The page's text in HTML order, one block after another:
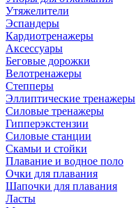
Утяжелители
Эспандеры
Кардиотренажеры
Аксессуары
Беговые дорожки
Велотренажеры
Степперы
Эллиптические тренажеры
Силовые тренажеры
Гипперэкстензии
Силовые станции
Скамьи и стойки
Плавание и водное поло
Очки для плавания
Шапочки для плавания
Ласты